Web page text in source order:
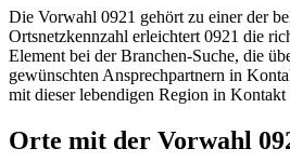
Die Vorwahl 0921 gehört zu einer der
Ortsnetzkennzahl erleichtert 0921 die
Element bei der Branchen-Suche, die
gewünschten Ansprechpartnern in
mit dieser lebendigen Region in Kontakt
Orte mit der Vorwahl